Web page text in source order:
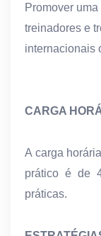
Promover
treinadores e
internacionais
CARGA
A carga
prático é de
práticas.